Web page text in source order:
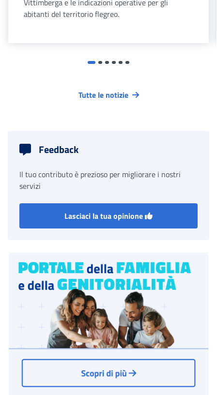
Vittimberga e le indicazioni operative per gli
abitanti del territorio flegreo.
Tutte le notizie
Feedback
Il tuo contributo è prezioso per migliorare i nostri
servizi
Lasciaci la tua opinione